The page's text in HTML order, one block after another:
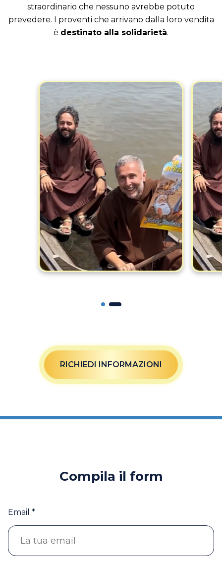
straordinario che nessuno avrebbe potuto
prevedere. I proventi che arrivano dalla loro vendita
è destinato alla solidarietà.
RICHIEDI INFORMAZIONI
Compila il form
Email *